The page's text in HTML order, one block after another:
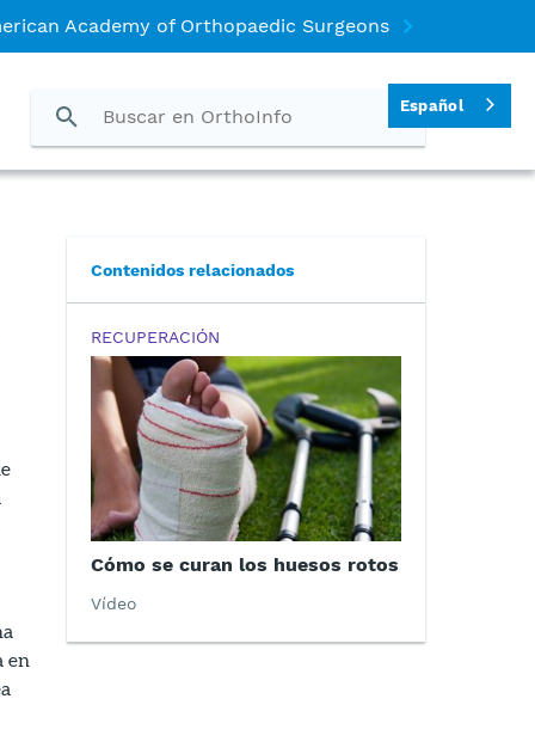
Academy of Orthopaedic Surgeons
en
Contenidos relacionados
RECUPERACIÓN
Cómo se curan los huesos rotos
Vídeo
Español